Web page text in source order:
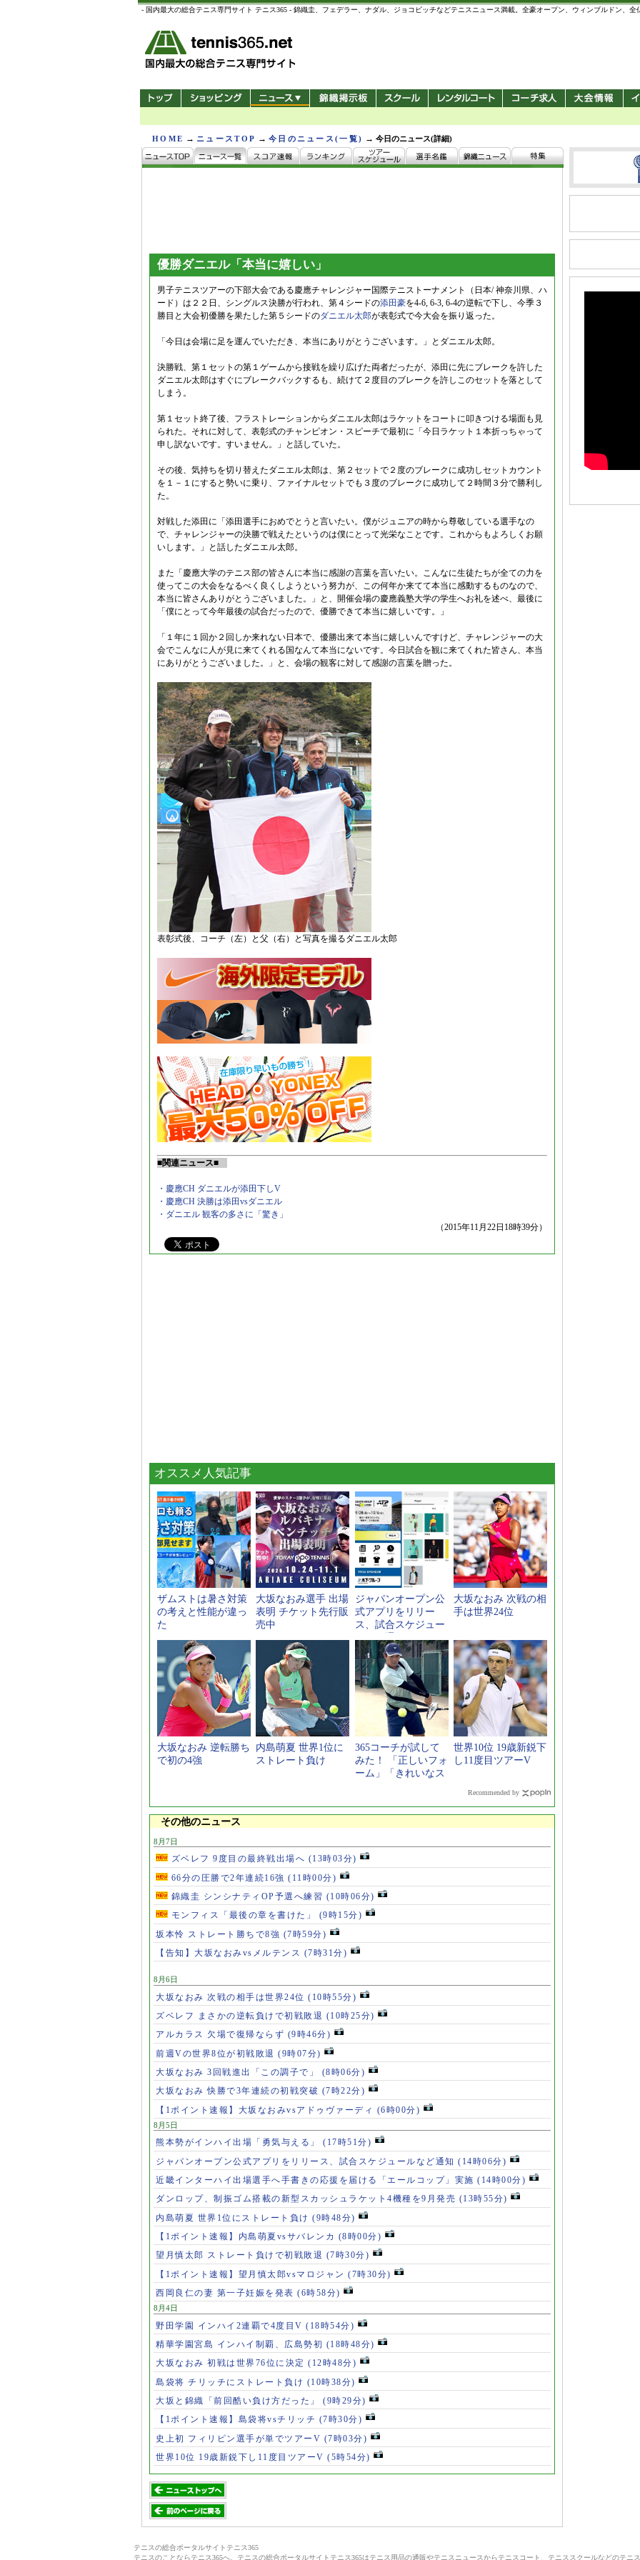
- 国内最大の総合テニス専門サイト テニス365 - 錦織圭、フェデラー、ナダル、ジョコビッチなどテニスニュース満載。全豪オープン、ウィンブルドン、全
HOME → ニュースTOP →今日のニュース(一覧) →今日のニュース(詳細)
優勝ダニエル「本当に嬉しい」
男子テニスツアーの下部大会である慶應チャレンジャー国際テニストーナメント（日本/ 神奈川県、ハ
ード）は２２日、シングルス決勝が行われ、第４シードの添田豪を4-6, 6-3, 6-4の逆転で下し、今季３
勝目と大会初優勝を果たした第５シードのダニエル太郎が表彰式で今大会を振り返った。
「今日は会場に足を運んでいただき、本当にありがとうございます。」とダニエル太郎。
決勝戦、第１セットの第１ゲームから接戦を繰り広げた両者だったが、添田に先にブレークを許した
ダニエル太郎はすぐにブレークバックするも、続けて２度目のブレークを許しこのセットを落として
しまう。
第１セット終了後、フラストレーションからダニエル太郎はラケットをコートに叩きつける場面も見
られた。それに対して、表彰式のチャンピオン・スピーチで最初に「今日ラケット１本折っちゃって
申し訳ないです。すいません。」と話していた。
その後、気持ちを切り替えたダニエル太郎は、第２セットで２度のブレークに成功しセットカウント
を１－１にすると勢いに乗り、ファイナルセットでも３度のブレークに成功して２時間３分で勝利し
た。
対戦した添田に「添田選手におめでとうと言いたい。僕がジュニアの時から尊敬している選手なの
で、チャレンジャーの決勝で戦えたというのは僕にとって光栄なことです。これからもよろしくお願
いします。」と話したダニエル太郎。
また「慶應大学のテニス部の皆さんに本当に感謝の言葉を言いたい。こんなに生徒たちが全ての力を
使ってこの大会をなるべく良くしようという努力が、この何年か来てて本当に感動するものなので、
本当に皆さんありがとうございました。」と、開催会場の慶應義塾大学の学生へお礼を述べ、最後に
「僕にとって今年最後の試合だったので、優勝できて本当に嬉しいです。」
「１年に１回か２回しか来れない日本で、優勝出来て本当に嬉しいんですけど、チャレンジャーの大
会でこんなに人が見に来てくれる国なんて本当にないです。今日試合を観に来てくれた皆さん、本当
にありがとうございました。」と、会場の観客に対して感謝の言葉を贈った。
表彰式後、コーチ（左）と父（右）と写真を撮るダニエル太郎
■関連ニュース■
・慶應CH ダニエルが添田下しV
・慶應CH 決勝は添田vsダニエル
・ダニエル 観客の多さに「驚き」
（2015年11月22日18時39分）
オススメ人気記事
ザムストは暑さ対策
の考えと性能が違っ
た
大坂なおみ選手 出場
表明 チケット先行販
売中
ジャパンオープン公
式アプリをリリー
ス、試合スケジュー
ルなど通知
大坂なおみ 次戦の相
手は世界24位
大坂なおみ 逆転勝ち
で初の4強
内島萌夏 世界1位に
ストレート負け
365コーチが試して
みた！ 「正しいフォ
ーム」「きれいなス
世界10位 19歳新鋭下
し11度目ツアーV
Recommended by
その他のニュース
8月7日
ズベレフ 9度目の最終戦出場へ (13時03分)
66分の圧勝で2年連続16強 (11時00分)
錦織圭 シンシナティOP予選へ練習 (10時06分)
モンフィス「最後の章を書けた」 (9時15分)
坂本怜 ストレート勝ちで8強 (7時59分)
【告知】大坂なおみvsメルテンス (7時31分)
8月6日
大坂なおみ 次戦の相手は世界24位 (10時55分)
ズベレフ まさかの逆転負けで初戦敗退 (10時25分)
アルカラス 欠場で復帰ならず (9時46分)
前週Vの世界8位が初戦敗退 (9時07分)
大坂なおみ 3回戦進出「この調子で」 (8時06分)
大坂なおみ 快勝で3年連続の初戦突破 (7時22分)
【1ポイント速報】大坂なおみvsアドゥヴァーディ (6時00分)
8月5日
熊本勢がインハイ出場「勇気与える」 (17時51分)
ジャパンオープン公式アプリをリリース、試合スケジュールなど通知 (14時06分)
近畿インターハイ出場選手へ手書きの応援を届ける「エールコップ」実施 (14時00分)
ダンロップ、制振ゴム搭載の新型スカッシュラケット4機種を9月発売 (13時55分)
内島萌夏 世界1位にストレート負け (9時48分)
【1ポイント速報】内島萌夏vsサバレンカ (8時00分)
望月慎太郎 ストレート負けで初戦敗退 (7時30分)
【1ポイント速報】望月慎太郎vsマロジャン (7時30分)
西岡良仁の妻 第一子妊娠を発表 (6時58分)
8月4日
野田学園 インハイ2連覇で4度目V (18時54分)
精華学園宮島 インハイ制覇、広島勢初 (18時48分)
大坂なおみ 初戦は世界76位に決定 (12時48分)
島袋将 チリッチにストレート負け (10時38分)
大坂と錦織「前回酷い負け方だった」 (9時29分)
【1ポイント速報】島袋将vsチリッチ (7時30分)
史上初 フィリピン選手が単でツアーV (7時03分)
世界10位 19歳新鋭下し11度目ツアーV (5時54分)
テニスの総合ポータルサイトテニス365
テニスのことならテニス365へ。テニスの総合ポータルサイトテニス365はテニス用品の通販やテニスニュースからテニスコート、テニススクールなどのテニ